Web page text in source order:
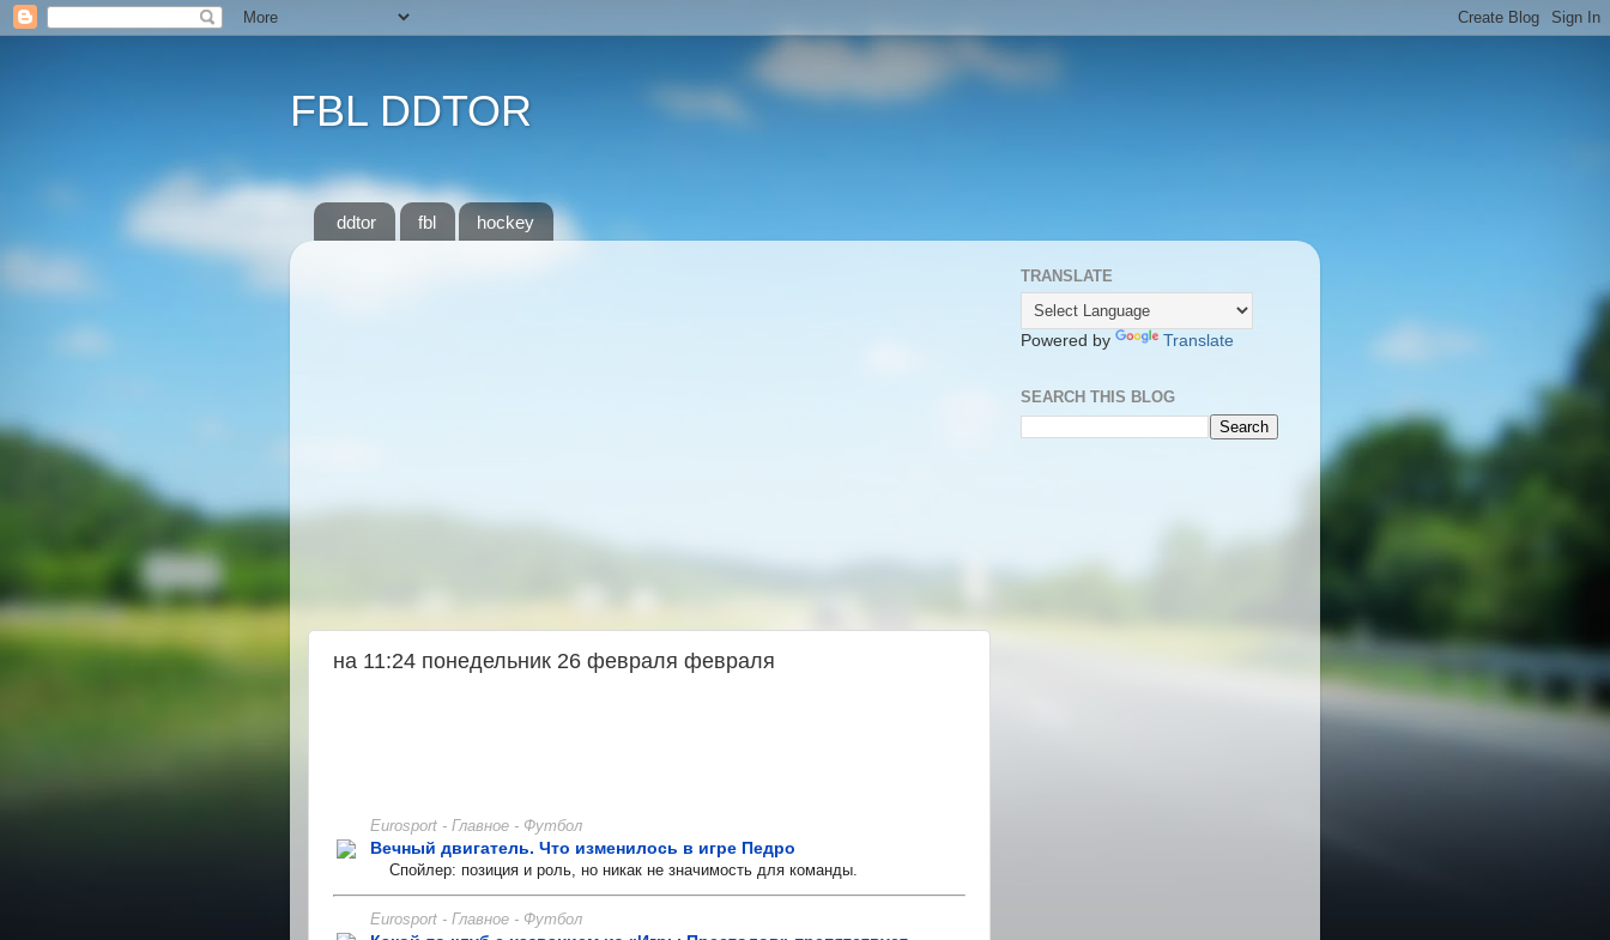
FBL DDTOR
ddtor fbl hockey
на 11:24 понедельник 26 февраля февраля
Eurosport - Главное - Футбол
Вечный двигатель. Что изменилось в игре Педро
Спойлер: позиция и роль, но никак не значимость для команды.
Eurosport - Главное - Футбол
TRANSLATE
Powered by Translate
SEARCH THIS BLOG